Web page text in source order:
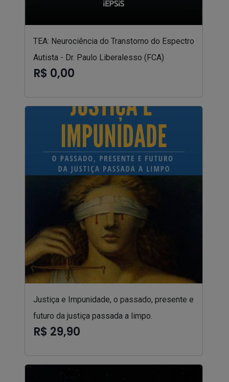
TEA: Neurociência do Transtorno do Espectro
Autista - Dr. Paulo Liberalesso (FCA)
R$ 0,00
Justiça e Impunidade, o passado, presente e
futuro da justiça passada a limpo.
R$ 29,90